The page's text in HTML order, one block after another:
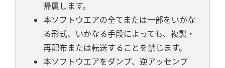
帰属します。
本ソフトウエアの全てまたは一部をいかな
る形式、いかなる手段によっても、複製・
再配布または転送することを禁じます。
本ソフトウエアをダンプ、逆アッセンブ